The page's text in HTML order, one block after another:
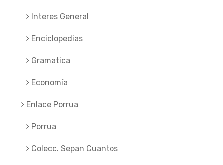
Interes General
Enciclopedias
Gramatica
Economía
Enlace Porrua
Porrua
Colecc. Sepan Cuantos